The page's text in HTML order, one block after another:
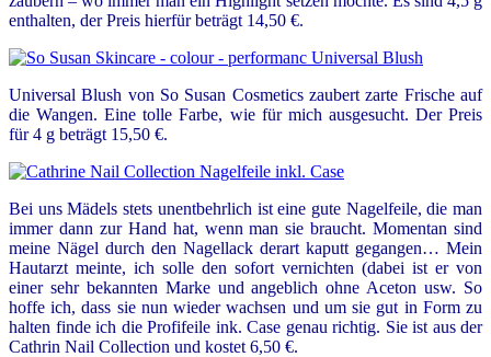
enthalten, der Preis hierfür beträgt 14,50 €.
Universal Blush von So Susan Cosmetics zaubert zarte Frische auf
die Wangen. Eine tolle Farbe, wie für mich ausgesucht. Der Preis
für 4 g beträgt 15,50 €.
Bei uns Mädels stets unentbehrlich ist eine gute Nagelfeile, die man
immer dann zur Hand hat, wenn man sie braucht. Momentan sind
meine Nägel durch den Nagellack derart kaputt gegangen… Mein
Hautarzt meinte, ich solle den sofort vernichten (dabei ist er von
einer sehr bekannten Marke und angeblich ohne Aceton usw. So
hoffe ich, dass sie nun wieder wachsen und um sie gut in Form zu
halten finde ich die Profifeile ink. Case genau richtig. Sie ist aus der
Cathrin Nail Collection und kostet 6,50 €.